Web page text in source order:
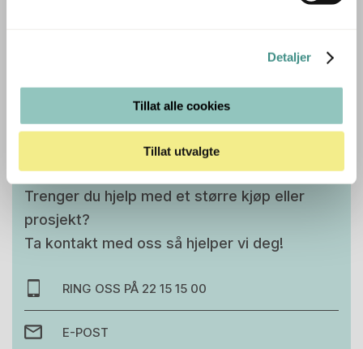
Detaljer
Tillat alle cookies
Tillat utvalgte
og kontoret, og gir et moderne preg til ethvert rom.
Tilleggsinfo
Trenger du hjelp med et større kjøp eller
prosjekt?
Ta kontakt med oss så hjelper vi deg!
RING OSS PÅ 22 15 15 00
E-POST